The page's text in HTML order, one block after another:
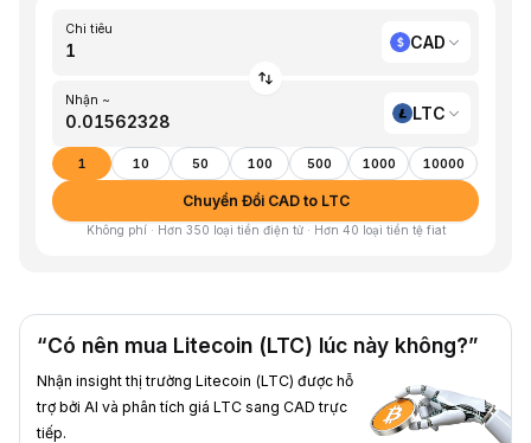
Chi tiêu
CAD
Nhận ~
LTC
1 10 50 100 500 1000 10000
Chuyển Đổi CAD to LTC
Không phí · Hơn 350 loại tiền điện tử · Hơn 40 loại tiền tệ fiat
“Có nên mua Litecoin (LTC) lúc này không?”
Nhận insight thị trường Litecoin (LTC) được hỗ
trợ bởi AI và phân tích giá LTC sang CAD trực
tiếp.